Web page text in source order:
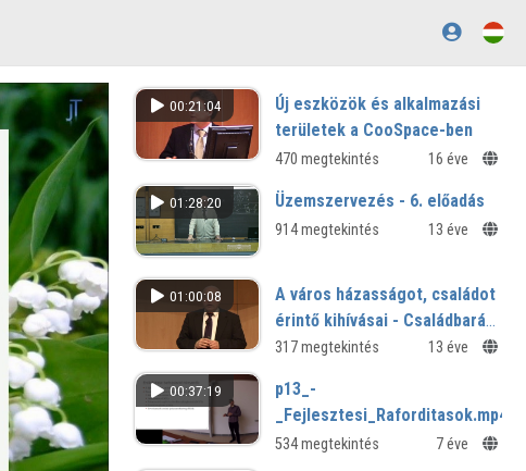
00:21:04
Új eszközök és alkalmazási
területek a CooSpace-ben
470 megtekintés 16 éve
01:28:20 Üzemszervezés - 6. előadás
914 megtekintés 13 éve
01:00:08
A város házasságot, családot
érintő kihívásai - Családbarát
város - városbarát család
317 megtekintés 13 éve
00:37:19
p13_-
_Fejlesztesi_Raforditasok.mp4
534 megtekintés 7 éve